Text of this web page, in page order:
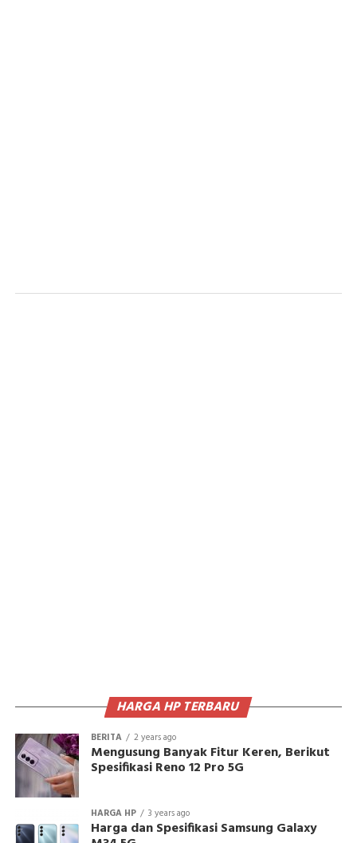
HARGA HP TERBARU
BERITA 2 years ago
Mengusung Banyak Fitur Keren, Berikut
Spesifikasi Reno 12 Pro 5G
HARGA HP 3 years ago
Harga dan Spesifikasi Samsung Galaxy